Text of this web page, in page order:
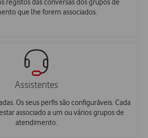
registos das conversas dos grupos de
que lhe forem associados.
Assistentes
Os seus perfis são configuráveis. Cada
associado a um ou vários grupos de
atendimento.